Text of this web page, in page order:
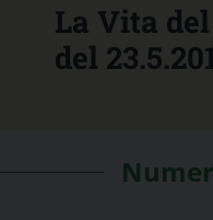
La Vita
del